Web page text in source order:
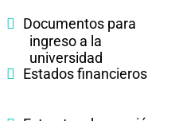
Documentos para
ingreso a la
universidad
Estados financieros